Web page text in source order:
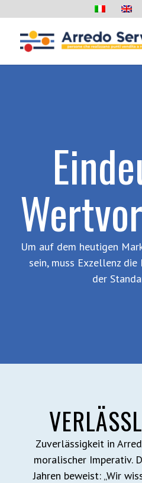
Um auf dem heutigen
sein, muss Exzellenz
der
Zuverlässigkeit in
moralischer Imperativ.
Jahren beweist: „Wir